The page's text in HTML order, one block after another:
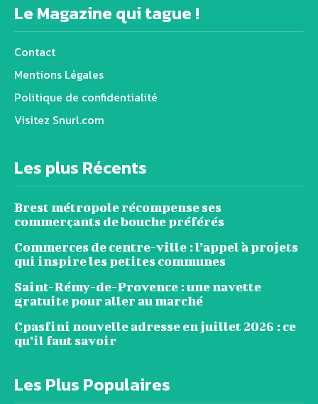
Le Magazine qui tague !
Contact
Mentions Légales
Politique de confidentialité
Visitez Snurl.com
Les plus Récents
Brest métropole récompense ses
commerçants de bouche préférés
Commerces de centre-ville : l’appel à projets
qui inspire les petites communes
Saint-Rémy-de-Provence : une navette
gratuite pour aller au marché
Cpasfini nouvelle adresse en juillet 2026 : ce
qu’il faut savoir
Les Plus Populaires